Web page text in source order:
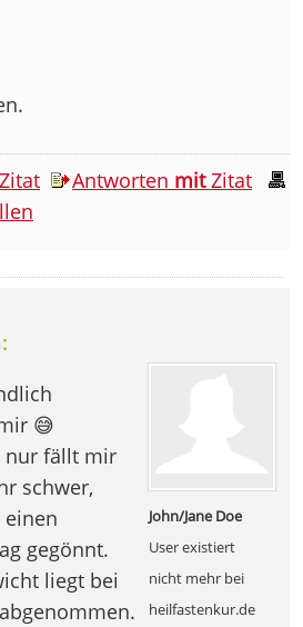
Zitat Antworten mitZitat
John/Jane Doe
User existiert
nicht mehr bei
heilfastenkur.de
😅
nur fällt mir
schwer,
gegönnt.
liegt bei